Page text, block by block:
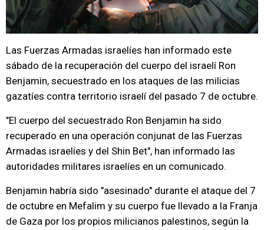
Las Fuerzas Armadas israelíes han informado este
sábado de la recuperación del cuerpo del israelí Ron
Benjamin, secuestrado en los ataques de las milicias
gazatíes contra territorio israelí del pasado 7 de octubre.
"El cuerpo del secuestrado Ron Benjamin ha sido
recuperado en una operación conjunat de las Fuerzas
Armadas israelíes y del Shin Bet", han informado las
autoridades militares israelíes en un comunicado.
Benjamin habría sido "asesinado" durante el ataque del 7
de octubre en Mefalim y su cuerpo fue llevado a la Franja
de Gaza por los propios milicianos palestinos, según la